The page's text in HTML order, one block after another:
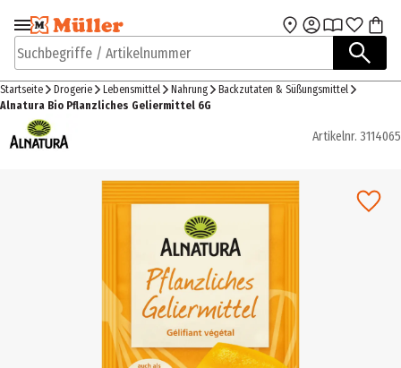
Zur Navigation
springen
Zum Hauptinhalt
Suchbegriffe / Artikelnummer
Startseite Drogerie Lebensmittel Nahrung
Backzutaten & Süßungsmittel
Alnatura Bio Pflanzliches Geliermittel 6G
Artikelnr. 3114065